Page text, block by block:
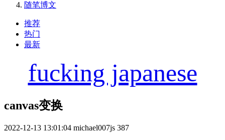
随笔博文
推荐
热门
最新
fucking japanese
canvas变换
2022-12-13 13:01:04 michael007js 387